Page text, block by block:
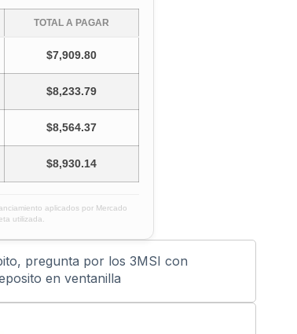
TOTAL A PAGAR
$7,909.80
$8,233.79
$8,564.37
$8,930.14
aplicados por Mercado
utilizada.
pregunta por los 3MSI con
en ventanilla